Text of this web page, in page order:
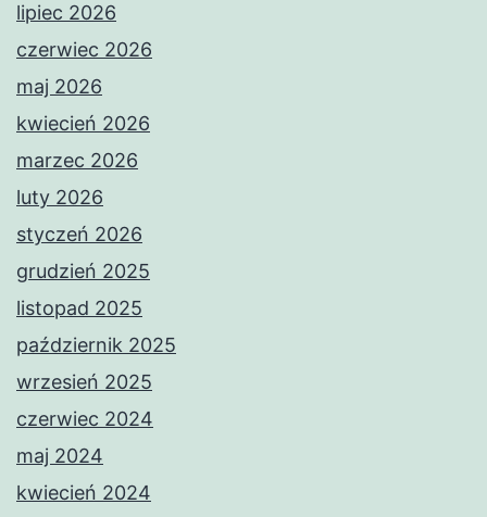
lipiec 2026
czerwiec 2026
maj 2026
kwiecień 2026
marzec 2026
luty 2026
styczeń 2026
grudzień 2025
listopad 2025
październik 2025
wrzesień 2025
czerwiec 2024
maj 2024
kwiecień 2024